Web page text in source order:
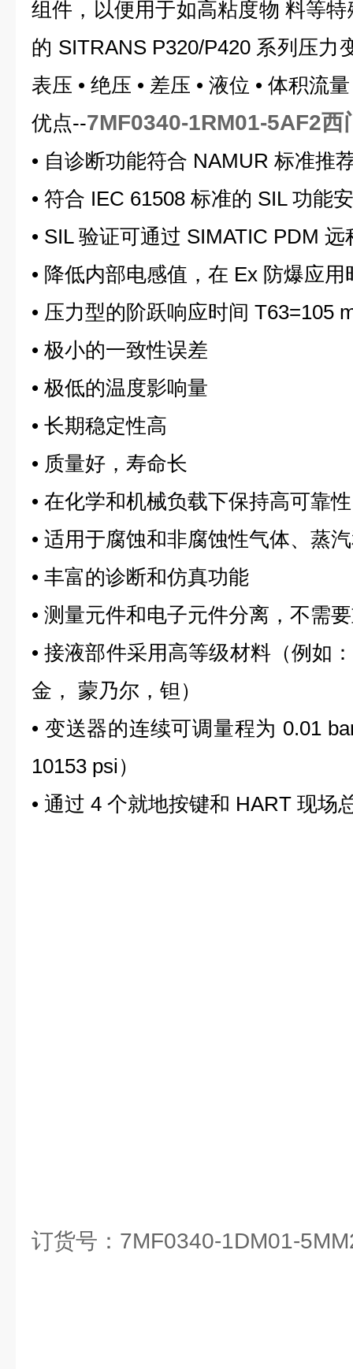
组件，以便用于如高粘度物 料等
的 SITRANS P320/P420 系列压力
表压 • 绝压 • 差压 • 液位 • 体积流
优点--7MF0340-1RM01-5AF2西
• 自诊断功能符合 NAMUR 标准推
• 符合 IEC 61508 标准的 SIL 功能
• SIL 验证可通过 SIMATIC PDM 远
• 降低内部电感值，在 Ex 防爆应用
• 压力型的阶跃响应时间 T63=105
• 极小的一致性误差
• 极低的温度影响量
• 长期稳定性高
• 质量好，寿命长
• 在化学和机械负载下保持高可靠性
• 适用于腐蚀和非腐蚀性气体、蒸
• 丰富的诊断和仿真功能
• 测量元件和电子元件分离，不需
• 接液部件采用高等级材料（例如
金， 蒙乃尔，钽）
• 变送器的连续可调量程为 0.01
10153 psi）
• 通过 4 个就地按键和 HART 现场
订货号：7MF0340-1DM01-